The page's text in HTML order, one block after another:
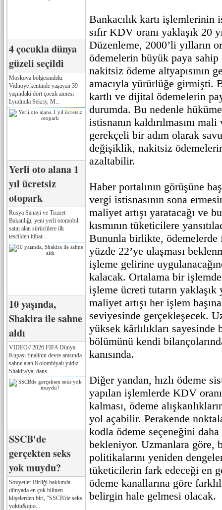
4 çocukla dünya
güzeli seçildi
Moskova bölgesindeki
Vidnoye kentinde yaşayan 39
yaşındaki dört çocuk annesi
Lyudmila Sekriy, M...
Yerli oto alana 1
yıl ücretsiz
otopark
Rusya Sanayi ve Ticaret
Bakanlığı, yeni yerli otomobil
satın alan sürücülere ilk
tescilden itibar...
10 yaşında,
Shakira ile sahne
aldı
VIDEO// 2026 FIFA Dünya
Kupası finalinin devre arasında
sahne alan Kolombiyalı yıldız
Shakira'ya, dans ...
SSCB'de
gerçekten seks
yok muydu?
Sovyetler Birliği hakkında
dünyada en çok bilinen
klişelerden biri, "SSCB'de seks
yoktu&quo...
Bankacılık kartı işlemlerinin
sıfır KDV oranı yaklaşık 20
Düzenleme, 2000’li yılların
ödemelerin büyük paya
nakitsiz ödeme altyapısının
amacıyla yürürlüğe girmişti.
kartlı ve dijital ödemelerin
durumda. Bu nedenle
istisnanın kaldırılmasını mali
gerekçeli bir adım olarak
değişiklik, nakitsiz
azaltabilir.
Haber portalının görüşüne
vergi istisnasının sona
maliyet artışı yaratacağı ve
kısmının tüketicilere
Bununla birlikte, ödemelerde
yüzde 22’ye ulaşması
işleme gelirine
kalacak. Ortalama bir
işleme ücreti tutarın
maliyet artışı her işlem
seviyesinde gerçekleşecek.
yüksek kârlılıkları
bölümünü kendi
kanısında.
Diğer yandan, hızlı ödeme
yapılan işlemlerde KDV
kalması, ödeme
yol açabilir. Perakende
kodla ödeme seçeneğini daha
bekleniyor. Uzmanlara göre,
politikalarını yeniden
tüketicilerin fark edeceği en
ödeme kanallarına göre
belirgin hale gelmesi olacak.